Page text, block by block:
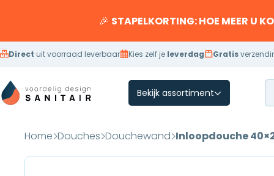
🎉 STAPELKORTING: HOE MEER U
Direct uit voorraad leverbaar Kies zelf je leverdag Gratis
Bekijk assortiment
Home Douches Douchewand Inloopdouche